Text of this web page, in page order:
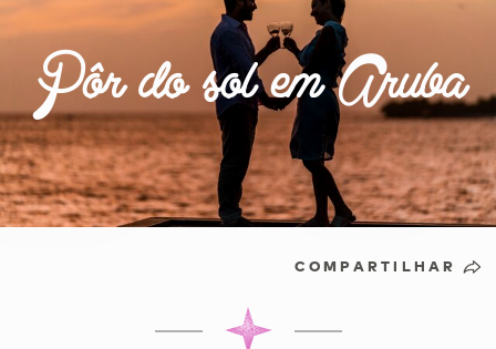
Pôr do sol em Aruba
COMPARTILHAR